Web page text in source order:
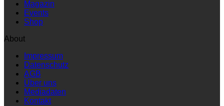
Magazin
Events
Shop
About
Impressum
Datenschutz
AGB
Über uns
Mediadaten
Kontakt